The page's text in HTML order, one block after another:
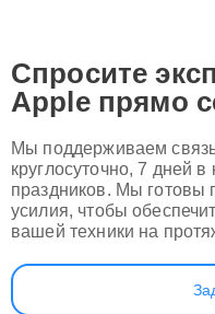
Спросите
Apple прямо
Мы поддерживаем
круглосуточно, 7 дней
праздников. Мы готовы
усилия, чтобы
вашей техники на